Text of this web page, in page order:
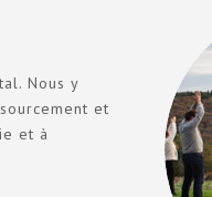
Nous y
et
et à